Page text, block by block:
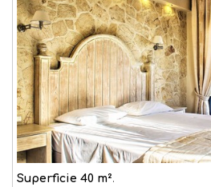
Superficie 40 m².